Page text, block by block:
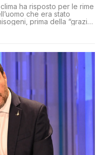
ha risposto per le rime
che era stato
prima della “grazia”